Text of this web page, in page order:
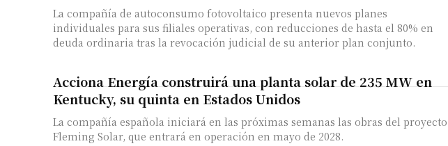
La compañía de autoconsumo fotovoltaico presenta nuevos planes
individuales para sus filiales operativas, con reducciones de hasta el 80% en
deuda ordinaria tras la revocación judicial de su anterior plan conjunto.
Acciona Energía construirá una planta solar de 235 MW en
Kentucky, su quinta en Estados Unidos
La compañía española iniciará en las próximas semanas las obras del proyecto
Fleming Solar, que entrará en operación en mayo de 2028.